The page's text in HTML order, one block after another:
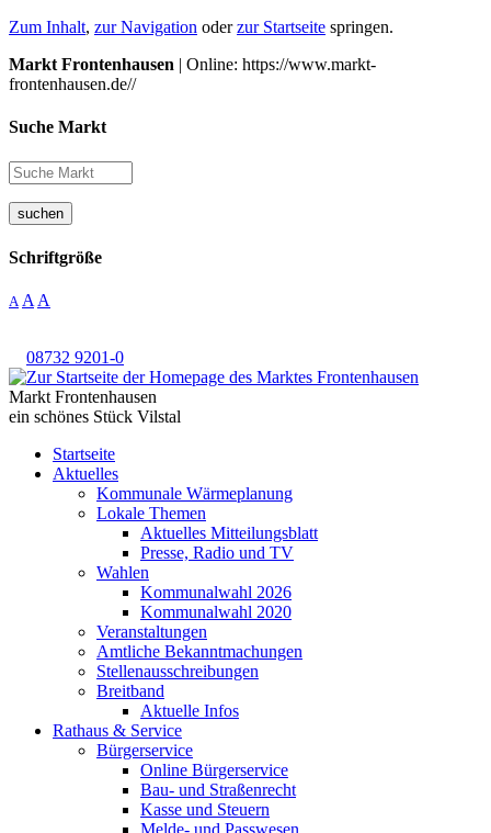
Zum Inhalt, zur Navigation oderzur Startseite springen.
Markt Frontenhausen | Online: https://www.markt-
frontenhausen.de//
Suche Markt
suchen
Schriftgröße
A A A
08732 9201-0
Markt Frontenhausen
ein schönes Stück Vilstal
Startseite
Aktuelles
Kommunale Wärmeplanung
Lokale Themen
Aktuelles Mitteilungsblatt
Presse, Radio und TV
Wahlen
Kommunalwahl 2026
Kommunalwahl 2020
Veranstaltungen
Amtliche Bekanntmachungen
Stellenausschreibungen
Breitband
Aktuelle Infos
Rathaus & Service
Bürgerservice
Online Bürgerservice
Bau- und Straßenrecht
Kasse und Steuern
Melde- und Passwesen